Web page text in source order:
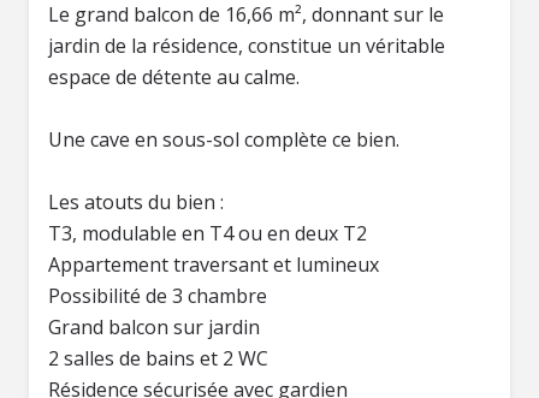
Le grand balcon de 16,66 m², donnant sur le
jardin de la résidence, constitue un véritable
espace de détente au calme.
Une cave en sous-sol complète ce bien.
Les atouts du bien :
T3, modulable en T4 ou en deux T2
Appartement traversant et lumineux
Possibilité de 3 chambre
Grand balcon sur jardin
2 salles de bains et 2 WC
Résidence sécurisée avec gardien